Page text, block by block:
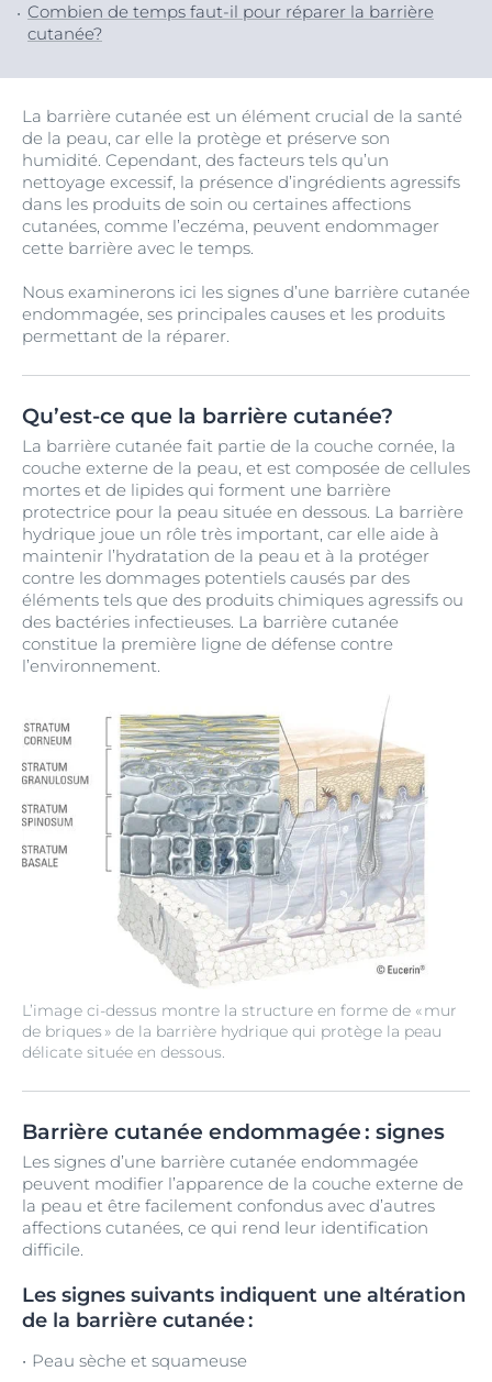
Combien de temps faut-il pour réparer la barrière
cutanée?
La barrière cutanée est un élément crucial de la santé
de la peau, car elle la protège et préserve son
humidité. Cependant, des facteurs tels qu’un
nettoyage excessif, la présence d’ingrédients agressifs
dans les produits de soin ou certaines affections
cutanées, comme l’eczéma, peuvent endommager
cette barrière avec le temps.
Nous examinerons ici les signes d’une barrière cutanée
endommagée, ses principales causes et les produits
permettant de la réparer.
Qu’est-ce que la barrière cutanée?
La barrière cutanée fait partie de la couche cornée, la
couche externe de la peau, et est composée de cellules
mortes et de lipides qui forment une barrière
protectrice pour la peau située en dessous. La barrière
hydrique joue un rôle très important, car elle aide à
maintenir l’hydratation de la peau et à la protéger
contre les dommages potentiels causés par des
éléments tels que des produits chimiques agressifs ou
des bactéries infectieuses. La barrière cutanée
constitue la première ligne de défense contre
l’environnement.
L’image ci-dessus montre la structure en forme de « mur
de briques » de la barrière hydrique qui protège la peau
délicate située en dessous.
Barrière cutanée endommagée : signes
Les signes d’une barrière cutanée endommagée
peuvent modifier l’apparence de la couche externe de
la peau et être facilement confondus avec d’autres
affections cutanées, ce qui rend leur identification
difficile.
Les signes suivants indiquent une altération
de la barrière cutanée :
Peau sèche et squameuse